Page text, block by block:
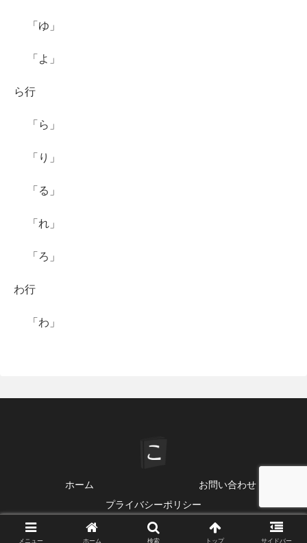
「ゆ」
「よ」
ら行
「ら」
「り」
「る」
「れ」
「ろ」
わ行
「わ」
ホーム
お問い合わせ
プライバシーポリシー
© 2020-2026 ことわざ・格言・故事 一覧.
メニュー ホーム 検索 トップ サイドバー